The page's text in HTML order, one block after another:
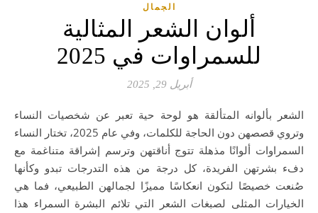
الجمال
ألوان الشعر المثالية
للسمراوات في 2025
أبريل 29, 2025
الشعر بألوانه المتألقة هو لوحة حية تعبر عن شخصيات النساء
وتروي قصصهن دون الحاجة للكلمات، وفي عام 2025، تختار النساء
السمراوات ألوانًا مذهلة تتوج أناقتهن وترسم إشراقة متناغمة مع
دفء بشرتهن الفريدة، كل درجة من هذه التدرجات تبدو وكأنها
صُنعت خصيصًا لتكون انعكاسًا مميزًا لجمالهن الطبيعي، فما هي
الخيارات المثلى لصبغات الشعر التي تلائم البشرة السمراء هذا